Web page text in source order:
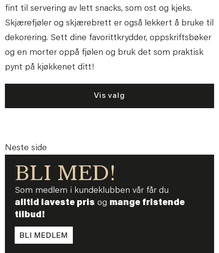
fint til servering av lett snacks, som ost og kjeks.
Skjærefjøler og skjærebrett er også lekkert å bruke til
dekorering. Sett dine favorittkrydder, oppskriftsbøker
og en morter oppå fjølen og bruk det som praktisk
pynt på kjøkkenet ditt!
Vis valg
Neste side
BLI MED!
Som medlem i kundeklubben vår får du
alltid laveste pris og mange fristende
tilbud!
BLI MEDLEM